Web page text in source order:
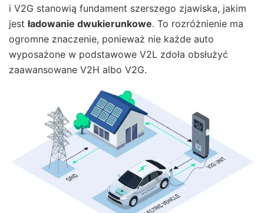
i V2G stanowią fundament szerszego zjawiska, jakim
jestładowanie dwukierunkowe. To rozróżnienie ma
ogromne znaczenie, ponieważ nie każde auto
wyposażone w podstawowe V2L zdoła obsłużyć
zaawansowane V2H albo V2G.